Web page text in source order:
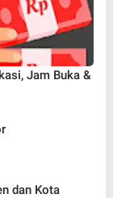
Jam Buka &
dan Kota